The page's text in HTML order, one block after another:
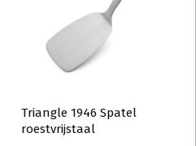
Triangle 1946 Spatel
roestvrijstaal